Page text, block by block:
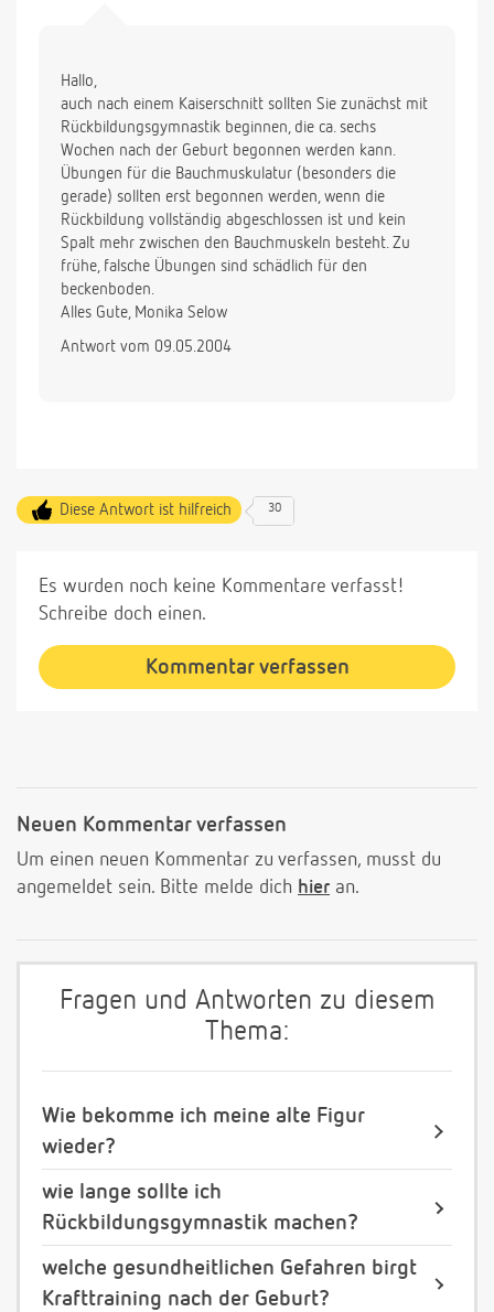
Hallo,
auch nach einem Kaiserschnitt sollten Sie zunächst mit
Rückbildungsgymnastik beginnen, die ca. sechs
Wochen nach der Geburt begonnen werden kann.
Übungen für die Bauchmuskulatur (besonders die
gerade) sollten erst begonnen werden, wenn die
Rückbildung vollständig abgeschlossen ist und kein
Spalt mehr zwischen den Bauchmuskeln besteht. Zu
frühe, falsche Übungen sind schädlich für den
beckenboden.
Alles Gute, Monika Selow
Antwort vom 09.05.2004
Diese Antwort ist hilfreich 30
Es wurden noch keine Kommentare verfasst!
Schreibe doch einen.
Kommentar verfassen
Neuen Kommentar verfassen
Um einen neuen Kommentar zu verfassen, musst du
angemeldet sein. Bitte melde dich hier an.
Fragen und Antworten zu diesem
Thema:
Wie bekomme ich meine alte Figur
wieder?
wie lange sollte ich
Rückbildungsgymnastik machen?
welche gesundheitlichen Gefahren birgt
Krafttraining nach der Geburt?